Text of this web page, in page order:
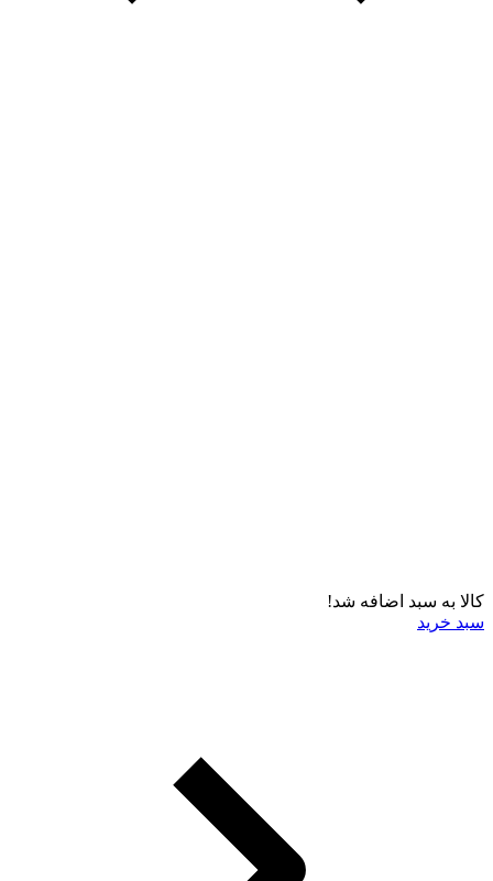
کالا به سبد اضافه شد!
سبد خرید